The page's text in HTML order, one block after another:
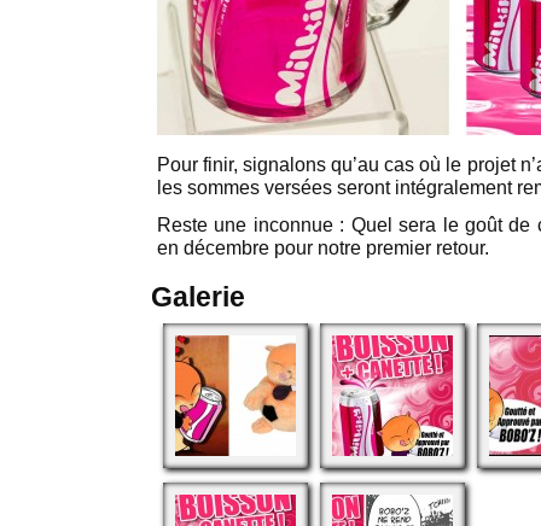
Pour finir, signalons qu’au cas où le projet
les sommes versées seront intégralement
Reste une inconnue : Quel sera le goût de
en décembre pour notre premier retour.
Galerie